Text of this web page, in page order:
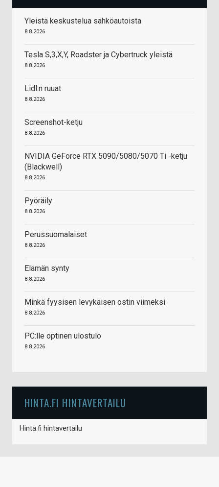
Yleistä keskustelua sähköautoista
8.8.2026
Tesla S,3,X,Y, Roadster ja Cybertruck yleistä
8.8.2026
Lidl:n ruuat
8.8.2026
Screenshot-ketju
8.8.2026
NVIDIA GeForce RTX 5090/5080/5070 Ti -ketju
(Blackwell)
8.8.2026
Pyöräily
8.8.2026
Perussuomalaiset
8.8.2026
Elämän synty
8.8.2026
Minkä fyysisen levykäisen ostin viimeksi
8.8.2026
PC:lle optinen ulostulo
8.8.2026
HINTA.FI HINTAVERTAILU
Hinta.fi hintavertailu